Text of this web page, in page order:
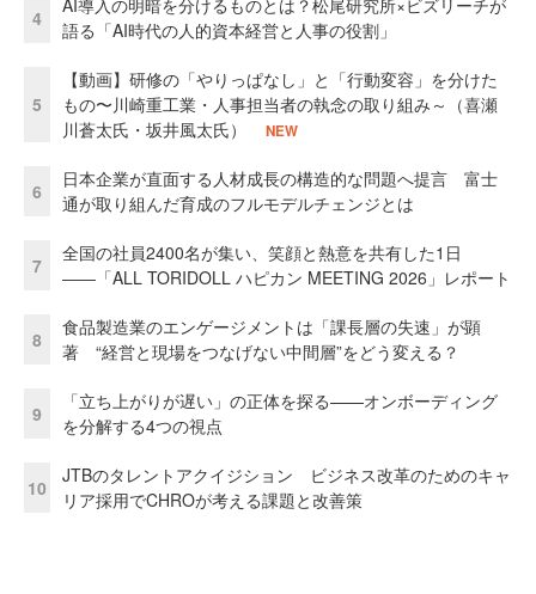
4
AI導入の明暗を分けるものとは？松尾研究所×ビズリーチが
語る「AI時代の人的資本経営と人事の役割」
5
【動画】研修の「やりっぱなし」と「行動変容」を分けた
もの〜川崎重工業・人事担当者の執念の取り組み～（喜瀬
川蒼太氏・坂井風太氏）
NEW
6
日本企業が直面する人材成長の構造的な問題へ提言 富士
通が取り組んだ育成のフルモデルチェンジとは
7
全国の社員2400名が集い、笑顔と熱意を共有した1日
――「ALL TORIDOLL ハピカン MEETING 2026」レポート
8
食品製造業のエンゲージメントは「課長層の失速」が顕
著 “経営と現場をつなげない中間層”をどう変える？
9
「立ち上がりが遅い」の正体を探る——オンボーディング
を分解する4つの視点
10
JTBのタレントアクイジション ビジネス改革のためのキャ
リア採用でCHROが考える課題と改善策